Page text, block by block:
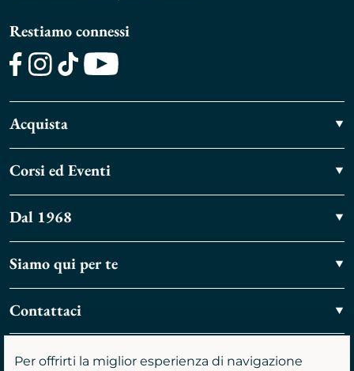
Restiamo connessi
Acquista
Corsi ed Eventi
Dal 1968
Siamo qui per te
Contattaci
Vieni a trovarci
Per offrirti la miglior esperienza di navigazione